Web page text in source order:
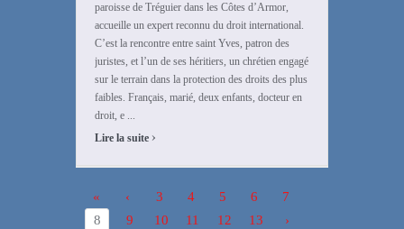
paroisse de Tréguier dans les Côtes d’Armor,
accueille un expert reconnu du droit international.
C’est la rencontre entre saint Yves, patron des
juristes, et l’un de ses héritiers, un chrétien engagé
sur le terrain dans la protection des droits des plus
faibles. Français, marié, deux enfants, docteur en
droit, e ...
Lire la suite ›
« ‹ 3 4 5 6
7
8
9 10 11 12 13
›